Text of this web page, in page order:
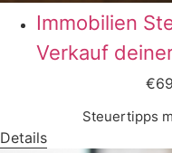
Immobilien
Verkauf
Steuertipps
Details